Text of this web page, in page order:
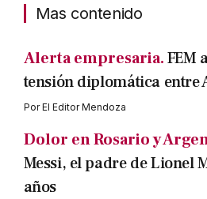
Mas contenido
Alerta empresaria.FEM
tensión diplomática entre
PorEl Editor Mendoza
Dolor en Rosario y
Messi, el padre de Lionel
años